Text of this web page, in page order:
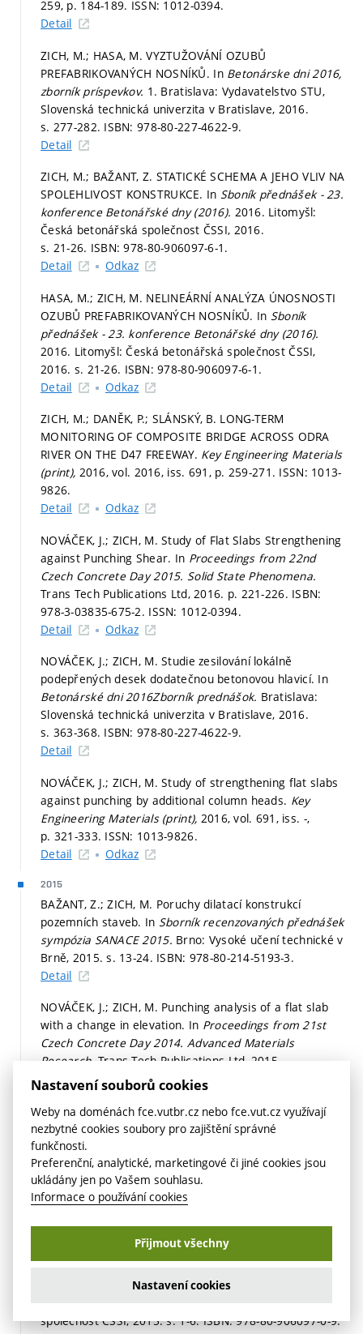
259, p. 184-189. ISSN: 1012-0394.
Detail
ZICH, M.; HASA, M. VYZTUŽOVÁNÍ OZUBŮ
PREFABRIKOVANÝCH NOSNÍKŮ. In Betonárske dni 2016,
zborník príspevkov. 1. Bratislava: Vydavatelstvo STU,
Slovenská technická univerzita v Bratislave, 2016.
s. 277-282. ISBN: 978-80-227-4622-9.
Detail
ZICH, M.; BAŽANT, Z. STATICKÉ SCHEMA A JEHO VLIV NA
SPOLEHLIVOST KONSTRUKCE. In Sboník přednášek - 23.
konference Betonářské dny (2016). 2016. Litomyšl:
Česká betonářská společnost ČSSI, 2016.
s. 21-26. ISBN: 978-80-906097-6-1.
Detail
Odkaz
HASA, M.; ZICH, M. NELINEÁRNÍ ANALÝZA ÚNOSNOSTI
OZUBŮ PREFABRIKOVANÝCH NOSNÍKŮ. In Sboník
přednášek - 23. konference Betonářské dny (2016).
2016. Litomyšl: Česká betonářská společnost ČSSI,
2016. s. 21-26. ISBN: 978-80-906097-6-1.
Detail
Odkaz
ZICH, M.; DANĚK, P.; SLÁNSKÝ, B. LONG-TERM
MONITORING OF COMPOSITE BRIDGE ACROSS ODRA
RIVER ON THE D47 FREEWAY. Key Engineering Materials
(print), 2016, vol. 2016, iss. 691, p. 259-271. ISSN: 1013-
9826.
Detail
Odkaz
NOVÁČEK, J.; ZICH, M. Study of Flat Slabs Strengthening
against Punching Shear. In Proceedings from 22nd
Czech Concrete Day 2015. Solid State Phenomena.
Trans Tech Publications Ltd, 2016. p. 221-226. ISBN:
978-3-03835-675-2. ISSN: 1012-0394.
Detail
Odkaz
NOVÁČEK, J.; ZICH, M. Studie zesilování lokálně
podepřených desek dodatečnou betonovou hlavicí. In
Betonárské dni 2016Zborník prednášok. Bratislava:
Slovenská technická univerzita v Bratislave, 2016.
s. 363-368. ISBN: 978-80-227-4622-9.
Detail
NOVÁČEK, J.; ZICH, M. Study of strengthening flat slabs
against punching by additional column heads. Key
Engineering Materials (print), 2016, vol. 691, iss. -,
p. 321-333. ISSN: 1013-9826.
Detail
Odkaz
2015
BAŽANT, Z.; ZICH, M. Poruchy dilatací konstrukcí
pozemních staveb. In Sborník recenzovaných přednášek
sympózia SANACE 2015. Brno: Vysoké učení technické v
Brně, 2015.s. 13-24. ISBN: 978-80-214-5193-3.
Detail
NOVÁČEK, J.; ZICH, M. Punching analysis of a flat slab
with a change in elevation. In Proceedings from 21st
Czech Concrete Day 2014. Advanced Materials
Research. Trans Tech Publications Ltd, 2015.
p. 233-236.
ISBN: 978-3-03835-474-1. ISSN: 1022-6680.
NOVÁČEK, J.; ZICH, M. Studie zesilování lokálně
podepřených desek na protlačení. In
dny 2015 Sborník příspěvků konference. Česká
betonářská společnost ČSSI, 2015.
906097-0-9.
HOFÍREK, R.; ZICH, M. R35 Sedlice - Opatovice, dostavba
22. Betonářské dny 2015 Sborník
společnost ČSSI, 2015.s. 1-6.ISBN: 978-80-906097-0-9.
Nastavení souborů cookies
Weby na doménách fce.vutbr.cz nebo fce.vut.cz využívají
nezbytné cookies soubory pro zajištění správné
funkčnosti.
Preferenční, analytické, marketingové či jiné cookies jsou
ukládány jen po Vašem souhlasu.
Informace o používání cookies
Přijmout všechny
Nastavení cookies